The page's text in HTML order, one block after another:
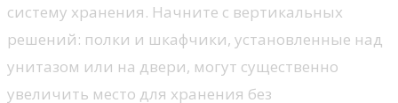
систему хранения. Начните с вертикальных
решений: полки и шкафчики, установленные над
унитазом или на двери, могут существенно
увеличить место для хранения без